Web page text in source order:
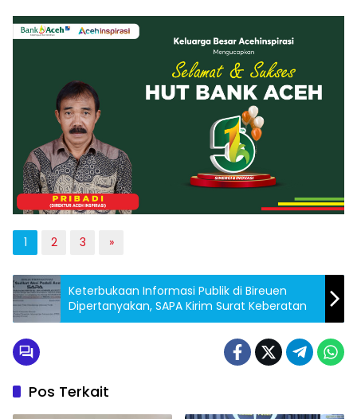
1 2 3 »
Keterbukaan Informasi Publik di Bireuen
Dipertanyakan, SAPA Kirim Surat Keberatan
Pos Terkait